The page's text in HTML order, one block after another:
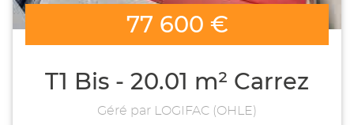
77 600 €
T1 Bis - 20.01 m² Carrez
Géré par LOGIFAC (OHLE)